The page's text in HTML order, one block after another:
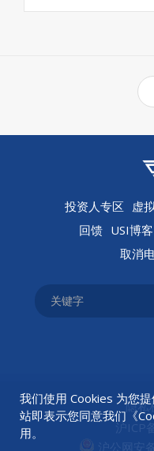
投资人专区 虚
回馈 USI博客
取消
隐私
沪ICP
沪公网安
我们使用 Cookies 为您
站即表示您同意我们《
用。